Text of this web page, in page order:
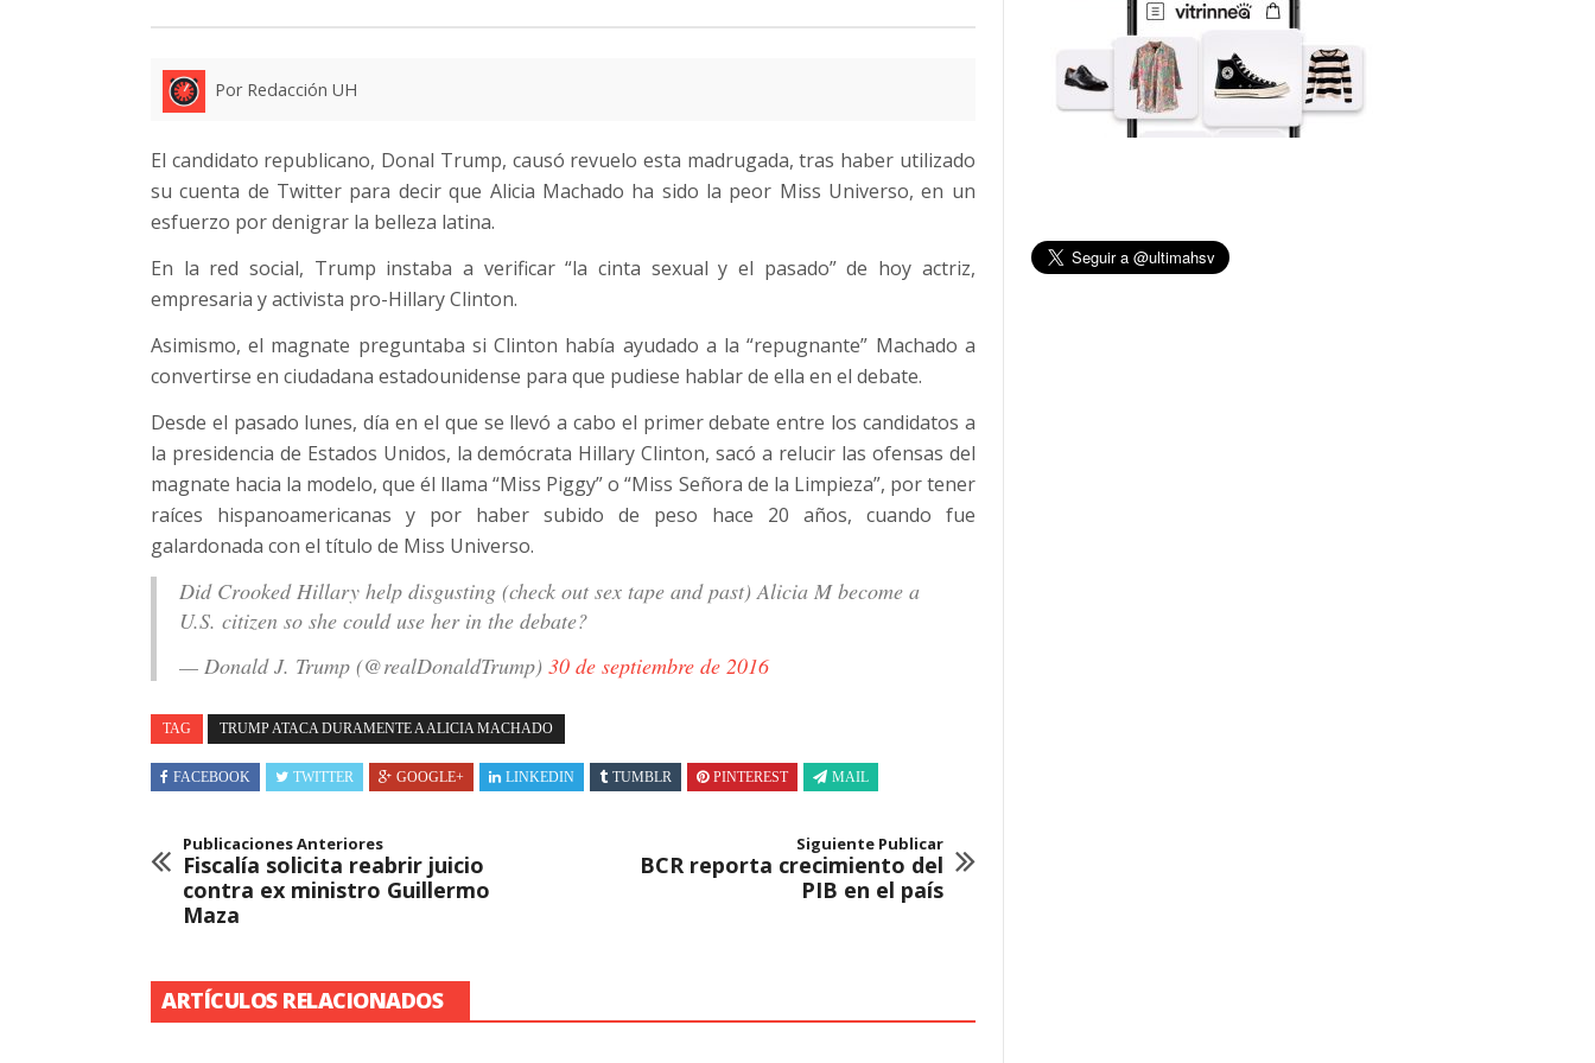
Por Redacción UH
El candidato republicano, Donal Trump, causó revuelo esta madrugada, tras haber utilizado
su cuenta de Twitter para decir que Alicia Machado ha sido la peor Miss Universo, en un
esfuerzo por denigrar la belleza latina.
En la red social, Trump instaba a verificar “la cinta sexual y el pasado” de hoy actriz,
empresaria y activista pro-Hillary Clinton.
Asimismo, el magnate preguntaba si Clinton había ayudado a la “repugnante” Machado a
convertirse en ciudadana estadounidense para que pudiese hablar de ella en el debate.
Desde el pasado lunes, día en el que se llevó a cabo el primer debate entre los candidatos a
la presidencia de Estados Unidos, la demócrata Hillary Clinton, sacó a relucir las ofensas del
magnate hacia la modelo, que él llama “Miss Piggy” o “Miss Señora de la Limpieza”, por tener
raíces hispanoamericanas y por haber subido de peso hace 20 años, cuando fue
galardonada con el título de Miss Universo.
Did Crooked Hillary help disgusting (check out sex tape and past) Alicia M become a
U.S. citizen so she could use her in the debate?
— Donald J. Trump (@realDonaldTrump) 30 de septiembre de 2016
TAG TRUMP ATACA DURAMENTE A ALICIA MACHADO
FACEBOOK TWITTER GOOGLE+ LINKEDIN TUMBLR PINTEREST MAIL
Publicaciones Anteriores
Fiscalía solicita reabrir juicio
contra ex ministro Guillermo
Maza
Siguiente Publicar
BCR reporta crecimiento del
PIB en el país
ARTÍCULOS RELACIONADOS